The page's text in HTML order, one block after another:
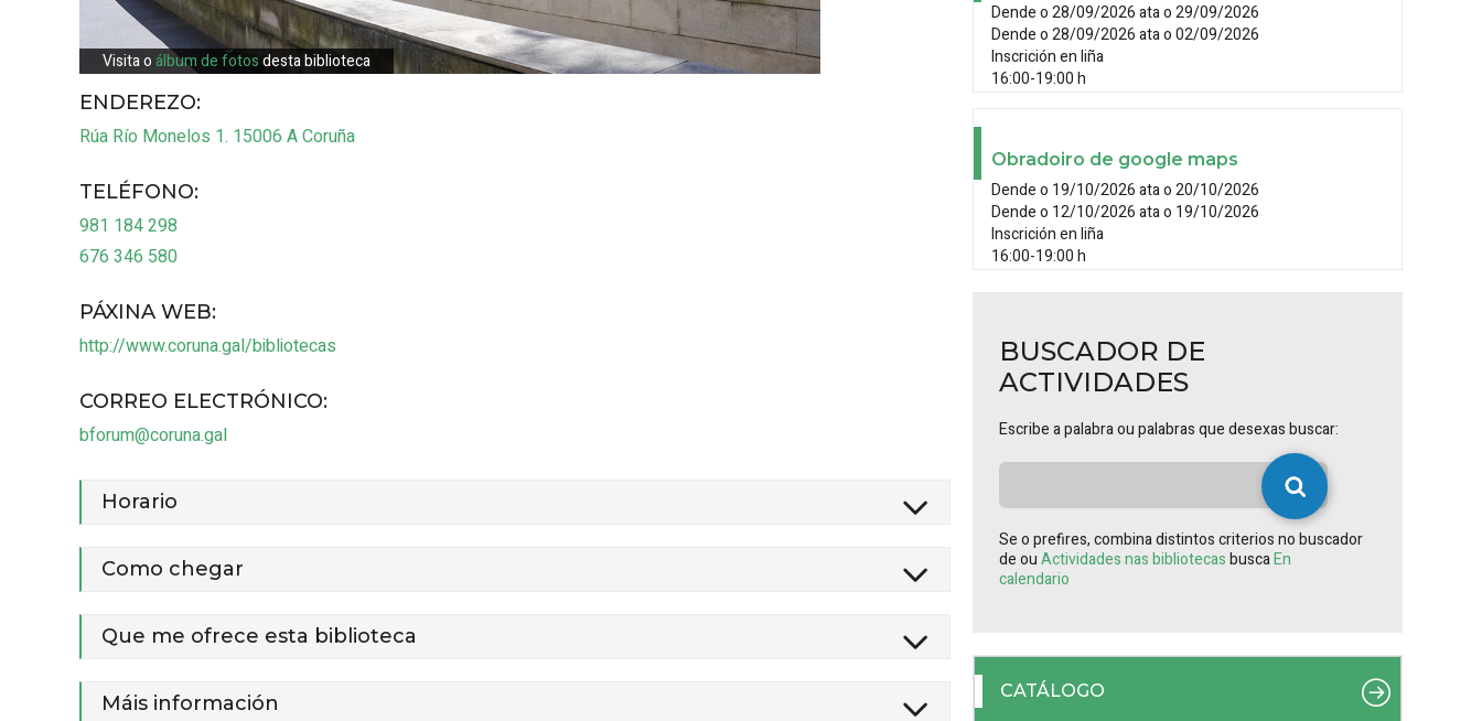
Visita o álbum de fotosdesta biblioteca
ENDEREZO:
Rúa Río Monelos 1. 15006 A Coruña
TELÉFONO:
981 184 298
676 346 580
PÁXINA WEB:
http://www.coruna.gal/bibliotecas
CORREO ELECTRÓNICO:
bforum@coruna.gal
Horario
Como chegar
Que me ofrece esta biblioteca
Máis información
Dende o 28/09/2026 ata o 29/09/2026
Dende o 28/09/2026 ata o 02/09/2026
Inscrición en liña
16:00-19:00 h
Obradoiro de google maps
Dende o 19/10/2026 ata o 20/10/2026
Dende o 12/10/2026 ata o 19/10/2026
Inscrición en liña
16:00-19:00 h
BUSCADOR DE
ACTIVIDADES
Escribe a palabra ou palabras que desexas buscar:
Se o prefires, combina distintos criterios no buscador
de ouActividades nas bibliotecasbuscaEn
calendario
CATÁLOGO